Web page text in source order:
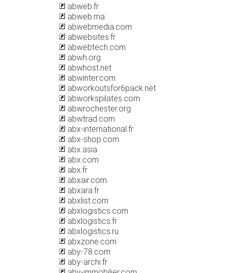
abweb.fr
abweb.ma
abwebmedia.com
abwebsites.fr
abwebtech.com
abwh.org
abwhost.net
abwinter.com
abworkoutsfor6pack.net
abworkspilates.com
abwrochester.org
abwtrad.com
abx-international.fr
abx-shop.com
abx.asia
abx.com
abx.fr
abxair.com
abxara.fr
abxlist.com
abxlogistics.com
abxlogistics.fr
abxlogistics.ru
abxzone.com
aby-78.com
aby-archi.fr